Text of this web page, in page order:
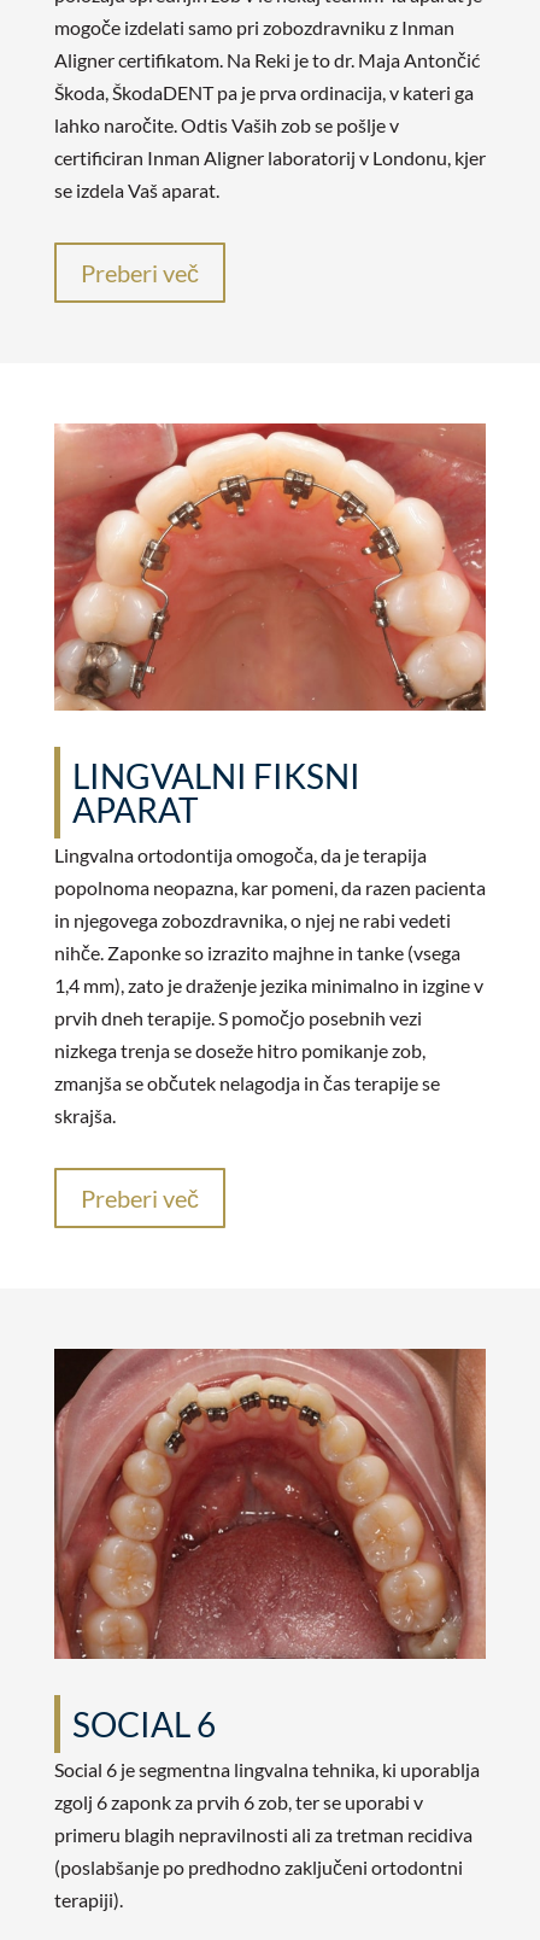
mogoče izdelati samo pri zobozdravniku z Inman
Aligner certifikatom. Na Reki je to dr. Maja Antončić
Škoda, ŠkodaDENT pa je prva ordinacija, v kateri ga
lahko naročite. Odtis Vaših zob se pošlje v
certificiran Inman Aligner laboratorij v Londonu, kjer
se izdela Vaš aparat.
Preberi več
LINGVALNI FIKSNI
APARAT
Lingvalna ortodontija omogoča, da je terapija
popolnoma neopazna, kar pomeni, da razen pacienta
in njegovega zobozdravnika, o njej ne rabi vedeti
nihče. Zaponke so izrazito majhne in tanke (vsega
1,4 mm), zato je draženje jezika minimalno in izgine v
prvih dneh terapije. S pomočjo posebnih vezi
nizkega trenja se doseže hitro pomikanje zob,
zmanjša se občutek nelagodja in čas terapije se
skrajša.
Preberi več
SOCIAL 6
Social 6 je segmentna lingvalna tehnika, ki uporablja
zgolj 6 zaponk za prvih 6 zob, ter se uporabi v
primeru blagih nepravilnosti ali za tretman recidiva
(poslabšanje po predhodno zaključeni ortodontni
terapiji).